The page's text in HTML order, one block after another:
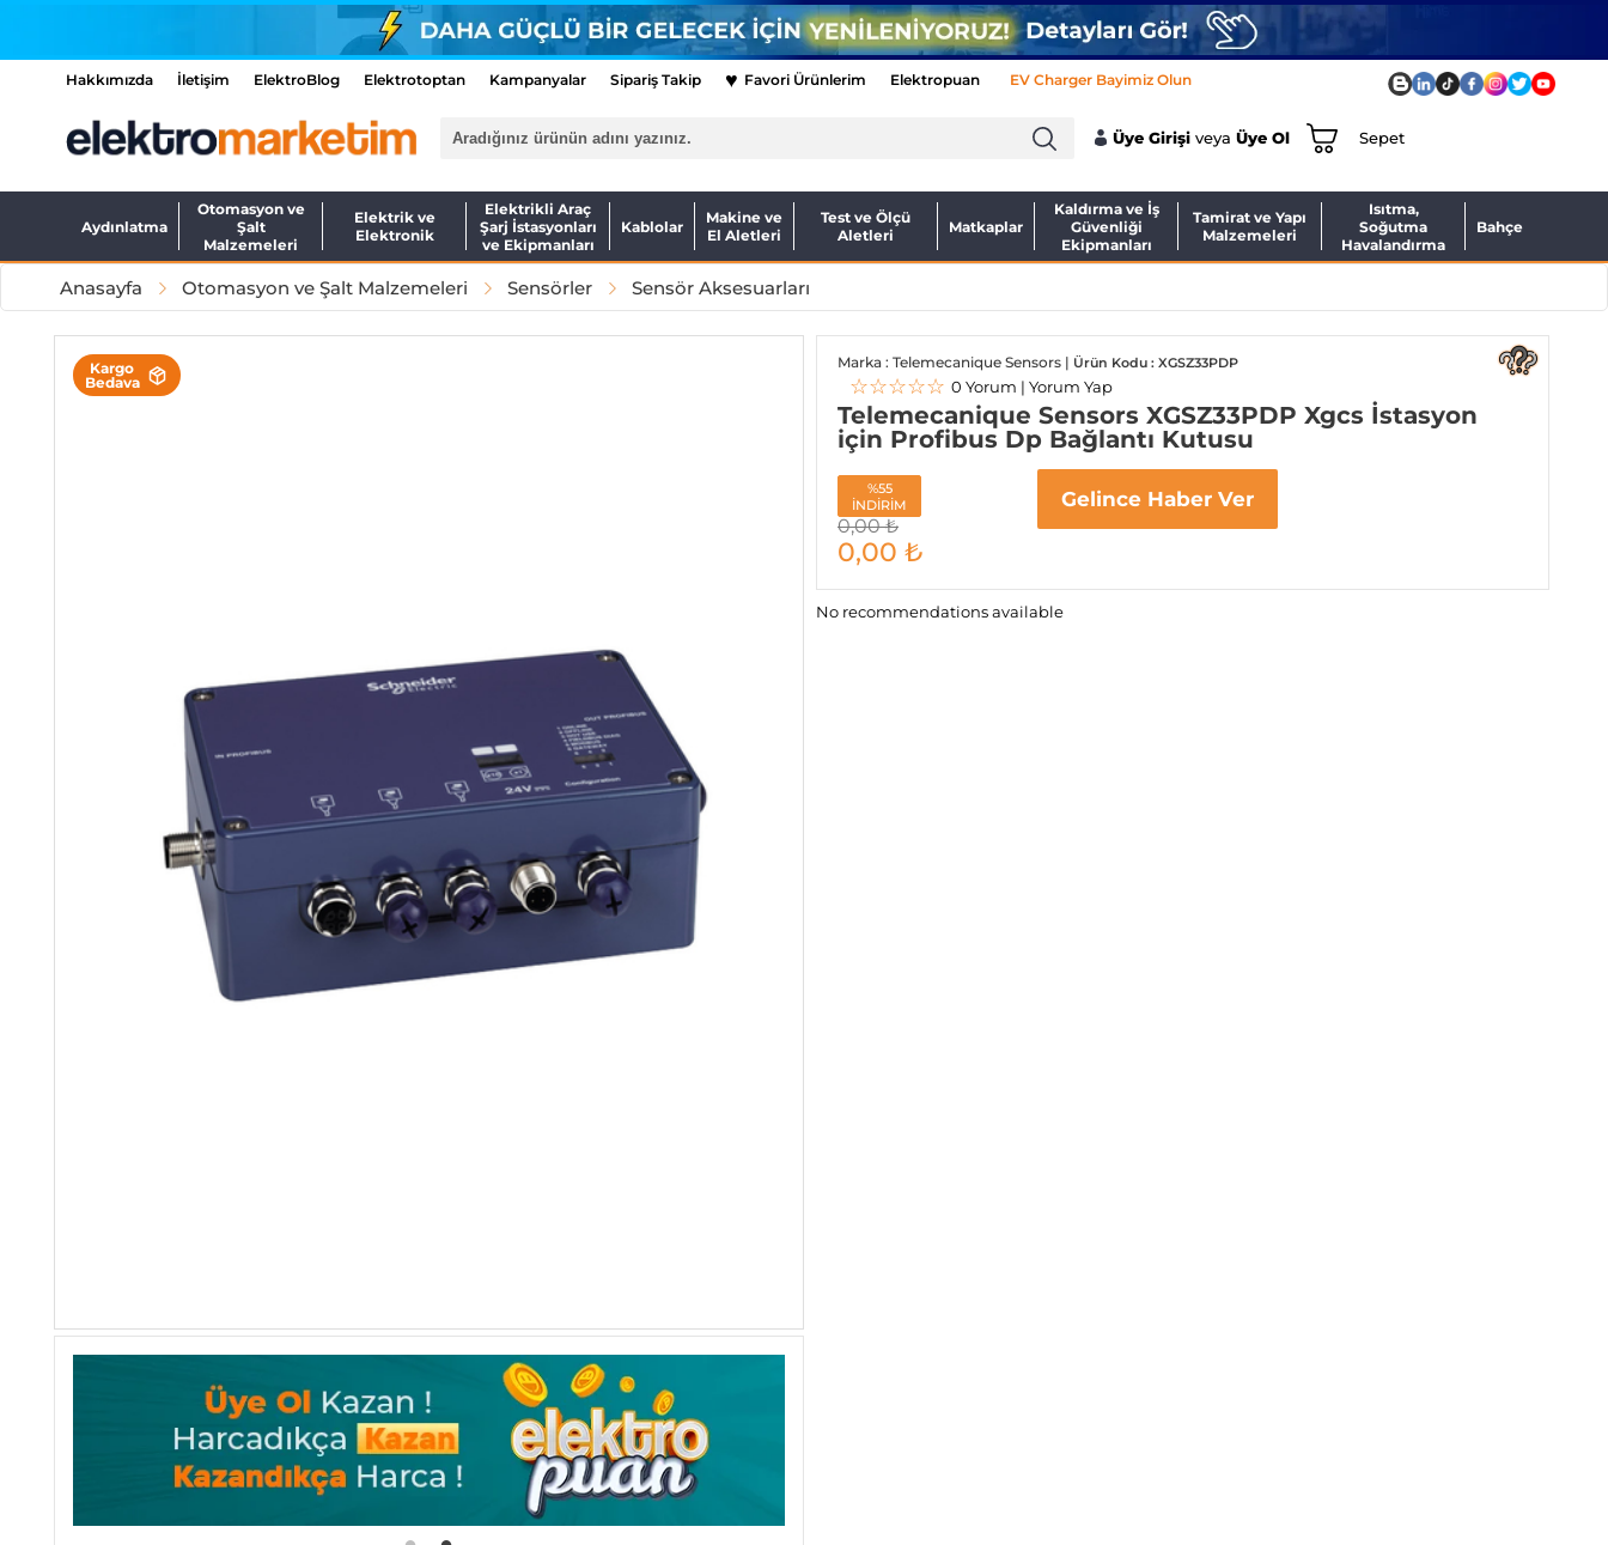
Hakkımızda İletişim ElektroBlog Elektrotoptan Kampanyalar Sipariş Takip ♥ Favori Ürünlerim Elektropuan EV Charger Bayimiz Olun
Üye Girişi veyaÜye Ol Sepet
Aydınlatma
Otomasyon ve
Şalt
Malzemeleri
Elektrik ve
Elektronik
Elektrikli Araç
Şarj İstasyonları
ve Ekipmanları
Kablolar
Makine ve
El Aletleri
Test ve Ölçü
Aletleri
Matkaplar
Kaldırma ve İş
Güvenliği
Ekipmanları
Tamirat ve Yapı
Malzemeleri
Isıtma,
Soğutma
Havalandırma
Bahçe
Anasayfa Otomasyon ve Şalt Malzemeleri Sensörler Sensör Aksesuarları
Kargo
Bedava
Marka : Telemecanique Sensors | Ürün Kodu : XGSZ33PDP
☆☆☆☆☆ 0 Yorum | Yorum Yap
Telemecanique Sensors XGSZ33PDP Xgcs İstasyon
için Profibus Dp Bağlantı Kutusu
%55
İNDİRİM
0,00₺
0,00 ₺
Gelince Haber Ver
No recommendations available